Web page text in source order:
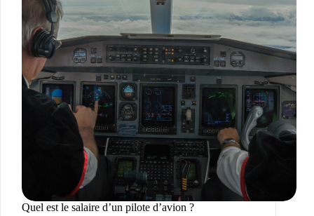
Quel est le salaire d’un pilote d’avion ?